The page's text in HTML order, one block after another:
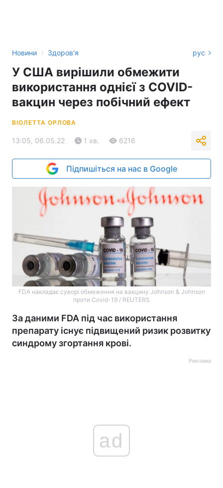
Новини › Здоров'я рус
У США вирішили обмежити
використання однієї з COVID-
вакцин через побічний ефект
ВІОЛЕТТА ОРЛОВА
13:05, 06.05.22 1 хв. 6216
Підпишіться на нас в Google
FDA накладає суворі обмеження на вакцину Johnson & Johnson
проти Covid-19 / REUTERS
За даними FDA під час використання
препарату існує підвищений ризик розвитку
синдрому згортання крові.
Реклама
ad